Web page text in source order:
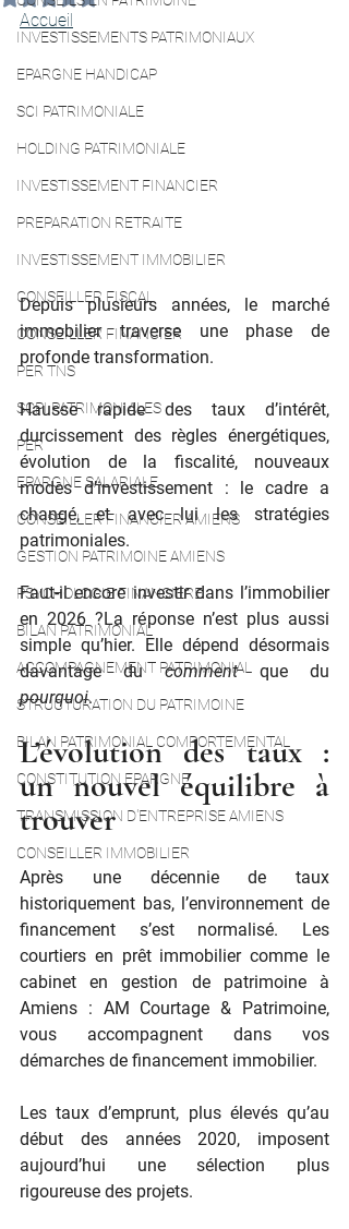
INVESTISSEMENTS PATRIMONIAUX
EPARGNE HANDICAP
SCI PATRIMONIALE
HOLDING PATRIMONIALE
INVESTISSEMENT FINANCIER
PREPARATION RETRAITE
INVESTISSEMENT IMMOBILIER
CONSEILLER FISCAL
CONSEILLER FINANCIER
PER TNS
SCPI PATRIMONIALES
PER
EPARGNE SALARIALE
CONSEILLER FINANCIER AMIENS
GESTION PATRIMOINE AMIENS
PSYCHOLOGIE FINANCIERE
BILAN PATRIMONIAL
ACCOMPAGNEMENT PATRIMONIAL
STRUCTURATION DU PATRIMOINE
BILAN PATRIMONIAL COMPORTEMENTAL
CONSTITUTION EPARGNE
TRANSMISSION D'ENTREPRISE AMIENS
CONSEILLER IMMOBILIER
Accueil
Depuis plusieurs années, le marché
immobilier traverse une phase de
profonde transformation.
Hausse rapide des taux d’intérêt,
durcissement des règles énergétiques,
évolution de la fiscalité, nouveaux
modes d’investissement : le cadre a
changé, et avec lui les stratégies
patrimoniales.
Faut-il encore investir dans l’immobilier
en 2026 ?La réponse n’est plus aussi
simple qu’hier. Elle dépend désormais
davantage du comment
pourquoi.
L’évolution des taux :
un nouvel équilibre à
trouver
Après une décennie de taux
historiquement bas, l’environnement de
financement s’est normalisé. Les
courtiers en prêt immobilier comme le
cabinet en gestion de patrimoine à
Amiens : AM Courtage & Patrimoine,
vous accompagnent dans vos
démarches de financement immobilier.
Les taux d’emprunt, plus élevés qu’au
début des années 2020, imposent
aujourd’hui une sélection plus
rigoureuse des projets.